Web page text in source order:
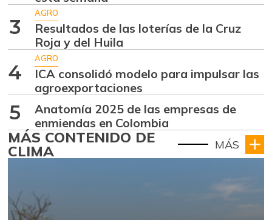
3
AGRO
Resultados de las loterías de la Cruz
Roja y del Huila
4
AGRO
ICA consolidó modelo para impulsar las
agroexportaciones
5
Anatomía 2025 de las empresas de
enmiendas en Colombia
MÁS CONTENIDO DE
CLIMA MÁS